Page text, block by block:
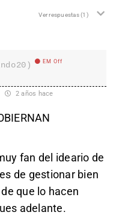
Ver respuestas(1)
EM Off
2 años hace
fan del ideario de
de gestionar bien
que lo hacen
adelante.